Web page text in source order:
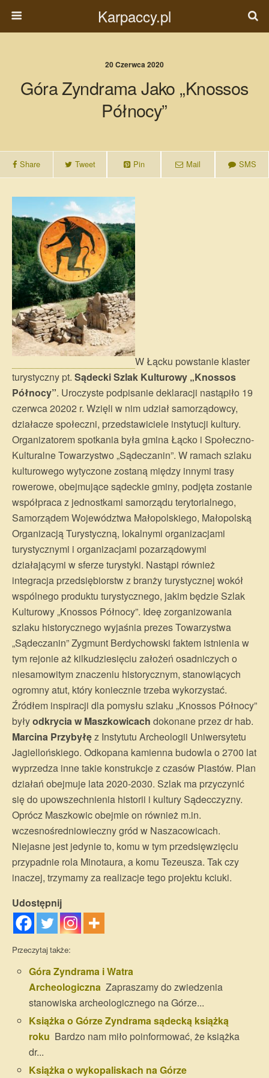
Karpaccy.pl
20 Czerwca 2020
Góra Zyndrama Jako „Knossos
Północy”
Share Tweet Pin Mail SMS
W Łącku powstanie klaster
turystyczny pt. Sądecki Szlak Kulturowy „Knossos
Północy”. Uroczyste podpisanie deklaracji nastąpiło 19
czerwca 20202 r. Wzięli w nim udział samorządowcy,
działacze społeczni, przedstawiciele instytucji kultury.
Organizatorem spotkania była gmina Łącko i Społeczno-
Kulturalne Towarzystwo „Sądeczanin”. W ramach szlaku
kulturowego wytyczone zostaną między innymi trasy
rowerowe, obejmujące sądeckie gminy, podjęta zostanie
współpraca z jednostkami samorządu terytorialnego,
Samorządem Województwa Małopolskiego, Małopolską
Organizacją Turystyczną, lokalnymi organizacjami
turystycznymi i organizacjami pozarządowymi
działającymi w sferze turystyki. Nastąpi również
integracja przedsiębiorstw z branży turystycznej wokół
wspólnego produktu turystycznego, jakim będzie Szlak
Kulturowy „Knossos Północy”. Ideę zorganizowania
szlaku historycznego wyjaśnia prezes Towarzystwa
„Sądeczanin” Zygmunt Berdychowski faktem istnienia w
tym rejonie aż kilkudziesięciu założeń osadniczych o
niesamowitym znaczeniu historycznym, stanowiących
ogromny atut, który koniecznie trzeba wykorzystać.
Źródłem inspiracji dla pomysłu szlaku „Knossos Północy”
byłyodkrycia w Maszkowicach dokonane przez dr hab.
Marcina Przybyłęz Instytutu Archeologii Uniwersytetu
Jagiellońskiego. Odkopana kamienna budowla o 2700 lat
wyprzedza inne takie konstrukcje z czasów Piastów. Plan
działań obejmuje lata 2020-2030. Szlak ma przyczynić
się do upowszechnienia historii i kultury Sądecczyzny.
Oprócz Maszkowic obejmie on również m.in.
wczesnośredniowieczny gród w Naszacowicach.
Niejasne jest jedynie to, komu w tym przedsięwzięciu
przypadnie rola Minotaura, a komu Tezeusza. Tak czy
inaczej, trzymamy za realizacje tego projektu kciuki.
Udostępnij
Przeczytaj także:
Góra Zyndrama i Watra
Archeologiczna Zapraszamy do zwiedzenia
stanowiska archeologicznego na Górze...
Książka o Górze Zyndrama sądecką książką
roku Bardzo nam miło poinformować, że książka
dr...
Książka o wykopaliskach na Górze